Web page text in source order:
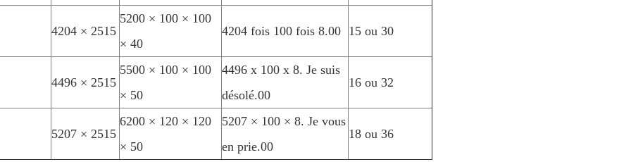
4204 × 2515
5200 × 100 × 100
× 40
4204 fois 100 fois 8.00 15 ou 30
4496 × 2515
5500 × 100 × 100
× 50
4496 x 100 x 8. Je suis
désolé.00
16 ou 32
5207 × 2515
6200 × 120 × 120
× 50
5207 × 100 × 8. Je vous
en prie.00
18 ou 36